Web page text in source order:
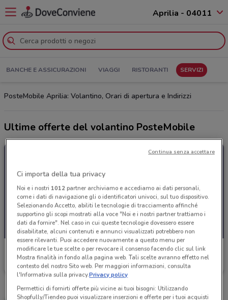
Aprilia - 04011
BANCHE E ASSICURAZIONI VIAGGI RISTORANTI SERVIZI
PosteMobile Aprilia: Volantino, Orari di apertura e Indirizzi
Ultime offerte del volantino PosteMobile
PosteMobile
Scade il 17/08
Ci importa della tua privacy
Noi e i nostri 1012partner archiviamo e accediamo ai dati personali,
come i dati di navigazione gli o identificatori univoci, sul tuo dispositivo.
Selezionando Accetto, abiliti le tecnologie di tracciamento affinché
supportino gli scopi mostrati alla voce "Noi e i nostri partner trattiamo i
dati da fornire". Nel caso in cui queste tecnologie dovessero essere
disabilitate, alcuni contenuti e annunci visualizzati potrebbero non
essere rilevanti. Puoi accedere nuovamente a questo menu per
modificare le tue scelte o per revocare il consenso facendo clic sul link
Mostra finalità in fondo alla pagina web. Tali scelte avranno effetto nel
contesto del nostro Sito web. Per maggiori informazioni, consulta
l'Informativa sulla privacy.Privacy policy
Permettici di fornirti offerte più vicine ai tuoi bisogni: Utilizzando
Shopfully/Tiendeo puoi visualizzare inserzioni e offerte per i tuoi acquisti
Continua senza accettare